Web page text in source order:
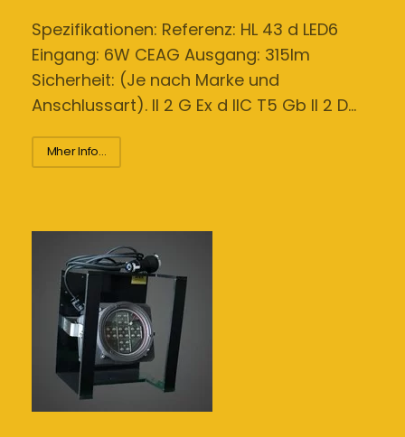
Spezifikationen: Referenz: HL 43 d LED6
Eingang: 6W CEAG Ausgang: 315lm
Sicherheit: (Je nach Marke und
Anschlussart). II 2 G Ex d IIC T5 Gb II 2 D…
Mher Info...